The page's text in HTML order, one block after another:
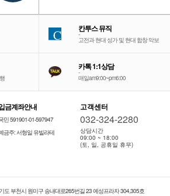
칸투스 뮤직
-
고전과 현대 성가 및 현대 합창 악보
카톡 1:1상담
-
매일am9:00~pm6:00
금계좌안내
민 591901-01-597947
금주: 서형일 유빌라테
고객센터
032-324-2280
상담시간
09:00 ~ 18:00
(토, 일, 공휴일 휴무)
도 부천시 원미구 송내대로265번길 23 예성프라자 304,305호